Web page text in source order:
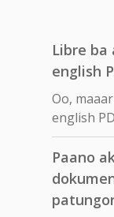
Libre
english
Oo,
english
Paano